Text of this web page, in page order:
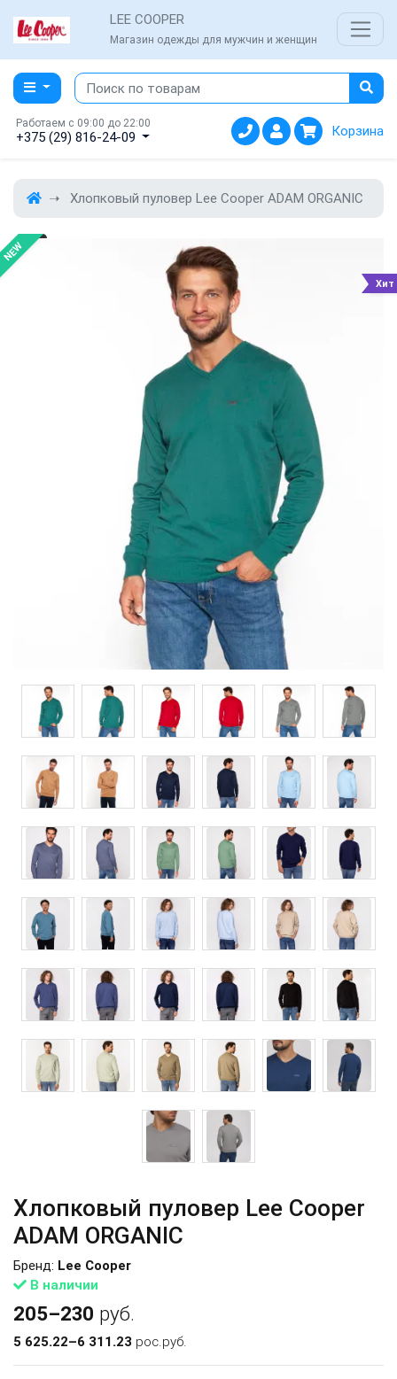
LEE COOPER
Магазин одежды для мужчин и женщин
Работаем с 09:00 до 22:00
+375 (29) 816-24-09 Корзина
Хлопковый пуловер Lee Cooper ADAM ORGANIC
NEW
Хит
Хлопковый пуловер Lee Cooper
ADAM ORGANIC
В наличии
Бренд: Lee Cooper
205–230 руб.
5 625.22–6 311.23 рос.руб.